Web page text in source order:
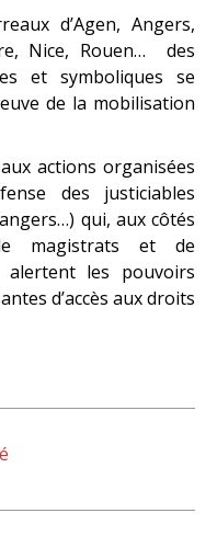
d’Agen, Angers,
Nice, Rouen… des
et symboliques se
de la mobilisation
actions organisées
des justiciables
qui, aux côtés
magistrats et de
alertent les pouvoirs
d’accès aux droits